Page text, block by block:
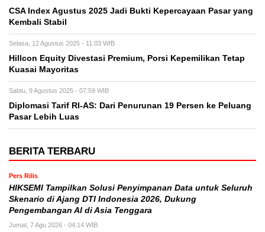
CSA Index Agustus 2025 Jadi Bukti Kepercayaan Pasar yang
Kembali Stabil
Selasa, 12 Agustus 2025 - 11:03 WIB
Hillcon Equity Divestasi Premium, Porsi Kepemilikan Tetap
Kuasai Mayoritas
Sabtu, 9 Agustus 2025 - 07:59 WIB
Diplomasi Tarif RI-AS: Dari Penurunan 19 Persen ke Peluang
Pasar Lebih Luas
BERITA TERBARU
Pers Rilis
HIKSEMI Tampilkan Solusi Penyimpanan Data untuk Seluruh
Skenario di Ajang DTI Indonesia 2026, Dukung
Pengembangan AI di Asia Tenggara
Jumat, 7 Agu 2026 - 04:14 WIB